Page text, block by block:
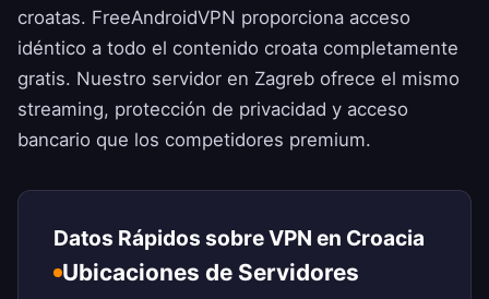
croatas. FreeAndroidVPN proporciona acceso
idéntico a todo el contenido croata completamente
gratis. Nuestro servidor en Zagreb ofrece el mismo
streaming, protección de privacidad y acceso
bancario que los competidores premium.
Datos Rápidos sobre VPN en Croacia
Ubicaciones de Servidores